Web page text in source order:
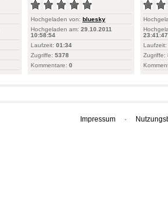
Hochgeladen von: bluesky
Hochgeladen am: 29.10.2011
10:58:54
Laufzeit: 01:34
Zugriffe: 5378
Kommentare: 0
23:41:47
Laufzeit:
Zugriffe:
Impressum ·